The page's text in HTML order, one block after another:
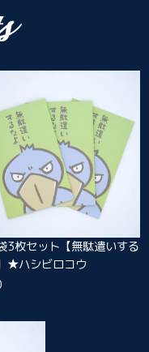
3枚セット【無駄遣いする
★ハシビロコウ